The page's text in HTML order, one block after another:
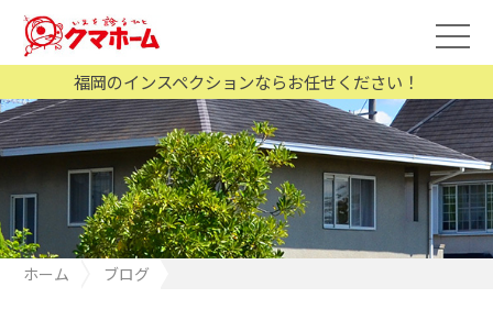
福岡のインスペクションならお任せください！
ホーム
ブログ